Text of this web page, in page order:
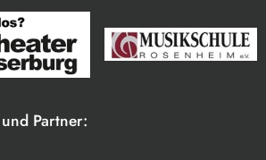
Partner: